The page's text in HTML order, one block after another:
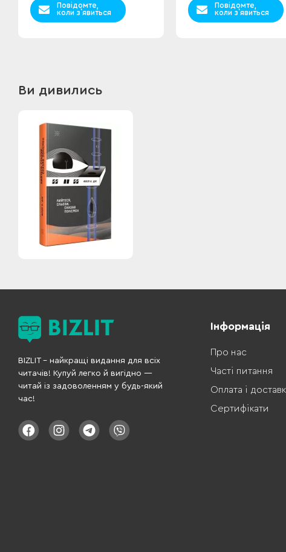
Повідомте,
коли з`явиться
Повідомте,
коли з`явиться
Ви дивились
BIZLIT – найкращі видання для всіх
читачів! Купуй легко й вигідно —
читай із задоволенням у будь-який
час!
Інформація
Про нас
Часті питання
Оплата і
Сертифікати